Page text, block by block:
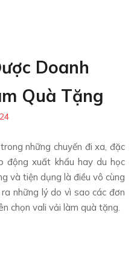
Doanh
Quà Tặng
những chuyến đi xa, đặc
động xuất khẩu hay du học
và tiện dụng là điều vô cùng
những lý do vì sao các đơn
chọn vali vải làm quà tặng.